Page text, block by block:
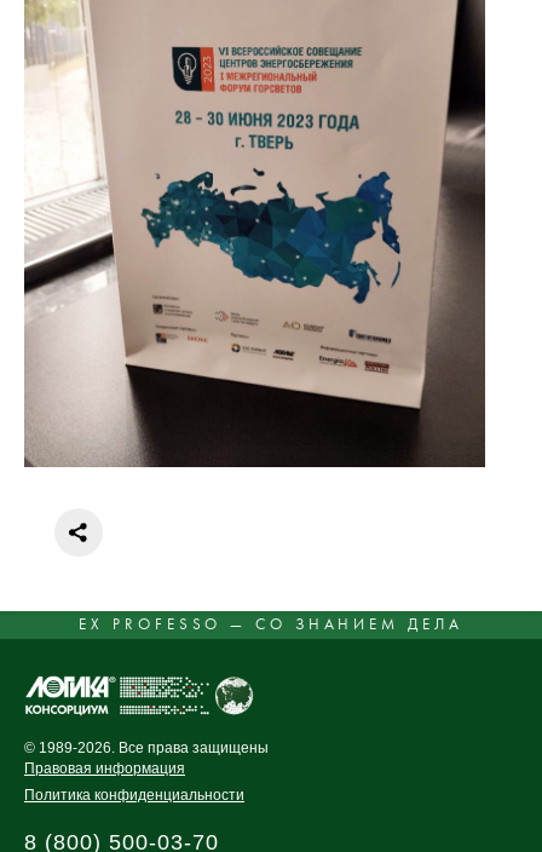
EX PROFESSO — СО ЗНАНИЕМ ДЕЛА
© 1989-2026. Все права защищены
Правовая информация
Политика конфиденциальности
8 (800) 500-03-70